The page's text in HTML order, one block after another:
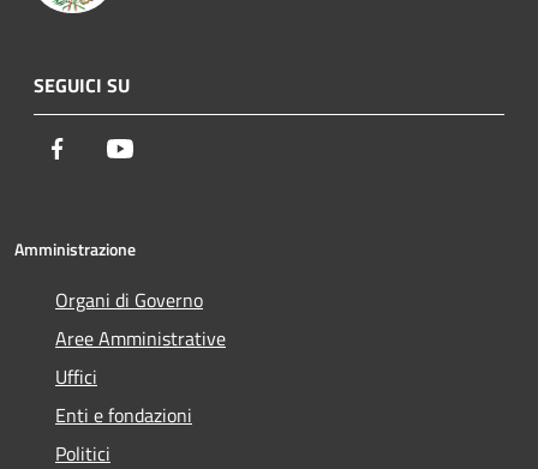
SEGUICI SU
Facebook
Amministrazione
Organi di Governo
Aree Amministrative
Uffici
Enti e fondazioni
Politici